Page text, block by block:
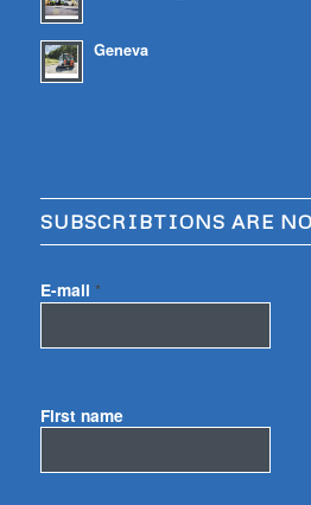
Geneva
SUBSCRIBTIONS ARE
E-mail *
First name